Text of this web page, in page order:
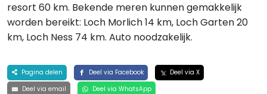
resort 60 km. Bekende meren kunnen gemakkelijk
worden bereikt: Loch Morlich 14 km, Loch Garten 20
km, Loch Ness 74 km. Auto noodzakelijk.
Pagina delen Deel via Facebook
Deel via X
Deel via email
Deel via WhatsApp